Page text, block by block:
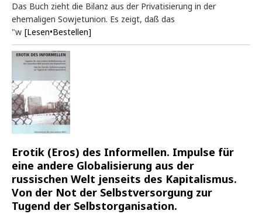
Das Buch zieht die Bilanz aus der Privatisierung in der
ehemaligen Sowjetunion. Es zeigt, daß das
"w [Lesen•Bestellen]
Erotik (Eros) des Informellen. Impulse für
eine andere Globalisierung aus der
russischen Welt jenseits des Kapitalismus.
Von der Not der Selbstversorgung zur
Tugend der Selbstorganisation.